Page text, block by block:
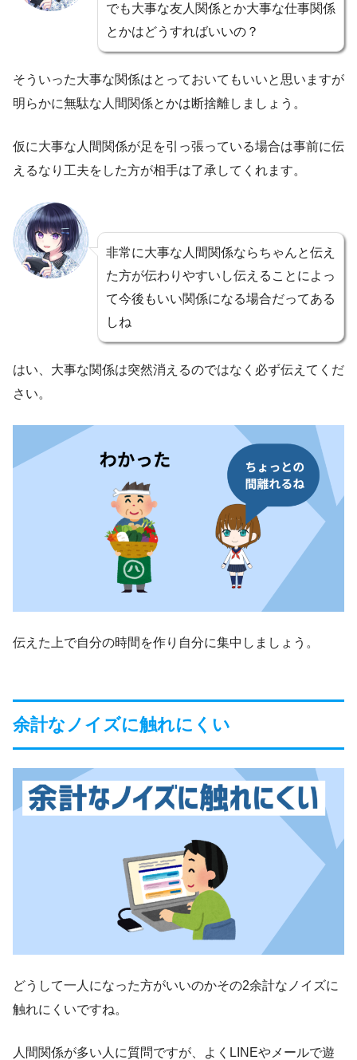
でも大事な友人関係とか大事な仕事関係
とかはどうすればいいの？
そういった大事な関係はとっておいてもいいと思いますが
明らかに無駄な人間関係とかは断捨離しましょう。
仮に大事な人間関係が足を引っ張っている場合は事前に伝
えるなり工夫をした方が相手は了承してくれます。
非常に大事な人間関係ならちゃんと伝え
た方が伝わりやすいし伝えることによっ
て今後もいい関係になる場合だってある
しね
はい、大事な関係は突然消えるのではなく必ず伝えてくだ
さい。
伝えた上で自分の時間を作り自分に集中しましょう。
余計なノイズに触れにくい
どうして一人になった方がいいのかその2余計なノイズに
触れにくいですね。
人間関係が多い人に質問ですが、よくLINEやメールで遊